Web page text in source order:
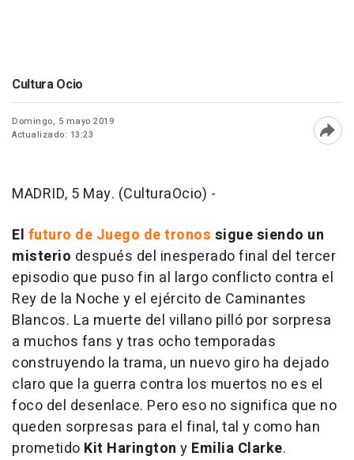
Cultura Ocio
Domingo, 5 mayo 2019
Actualizado: 13:23
MADRID, 5 May. (CulturaOcio) -
El futuro de Juego de tronos sigue siendo un
misterio después del inesperado final del tercer
episodio que puso fin al largo conflicto contra el
Rey de la Noche y el ejército de Caminantes
Blancos. La muerte del villano pilló por sorpresa
a muchos fans y tras ocho temporadas
construyendo la trama, un nuevo giro ha dejado
claro que la guerra contra los muertos no es el
foco del desenlace. Pero eso no significa que no
queden sorpresas para el final, tal y como han
prometido Kit Harington y Emilia Clarke.